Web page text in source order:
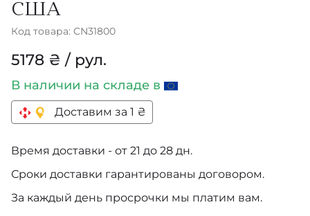
США
Код товара: CN31800
5178 ₴ / рул.
В наличии на складе в
Доставим за 1 ₴
Время доставки - от 21 до 28 дн.
Сроки доставки гарантированы договором.
За каждый день просрочки мы платим вам.